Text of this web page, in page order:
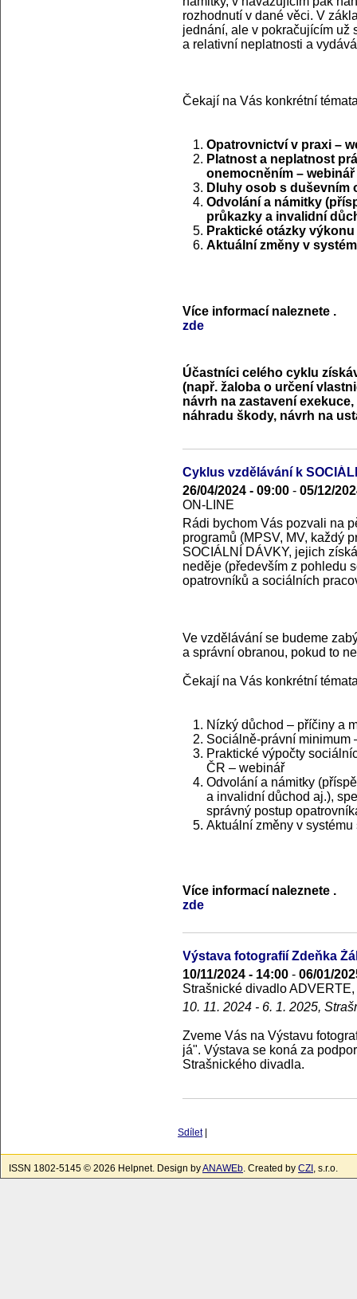
rozhodnutí v dané věci. V
jednání, ale v pokračujícím už
a relativní neplatnosti a
Čekají na Vás konkrétní
Opatrovnictví v praxi –
Platnost a neplatnost
onemocněním – webinář
Dluhy osob s duševním
Odvolání a námitky
průkazky a invalidní
Praktické otázky
Aktuální změny v
Více informací naleznete
zde
.
Účastníci celého cyklu
(např. žaloba o určení
návrh na zastavení
náhradu škody, návrh na
Cyklus vzdělávání k
26/04/2024 - 09:00 - 05/12/
ON-LINE
Rádi bychom Vás pozvali na
programů (MPSV, MV, každý
SOCIÁLNÍ DÁVKY, jejich
neděje (především z pohledu
opatrovníků a sociálních
Ve vzdělávání se budeme
a správní obranou, pokud to
Čekají na Vás konkrétní
Nízký důchod – příčiny a
Sociálně-právní minimum
Praktické výpočty
ČR – webinář
Odvolání a námitky
a invalidní důchod aj.),
správný postup
Aktuální změny v
Více informací naleznete
zde
.
Výstava fotografií Zdeňka
10/11/2024 - 14:00 - 06/01/
Strašnické divadlo
10. 11. 2024 - 6. 1. 2025,
Zveme Vás na Výstavu
já". Výstava se koná za
Strašnického divadla.
Sdílet
ISSN 1802-5145 © 2026 Helpnet. Design byANAWEb. Created by CZI , s.r.o.